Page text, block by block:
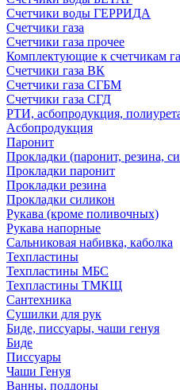
Счетчики воды ГЕРРИДА
Счетчики газа
Счетчики газа прочее
Комплектующие к счетчикам
Счетчики газа ВК
Счетчики газа СГБМ
Счетчики газа СГД
РТИ, асбопродукция,
Асбопродукция
Паронит
Прокладки (паронит, резина,
Прокладки паронит
Прокладки резина
Прокладки силикон
Рукава (кроме поливочных)
Рукава напорные
Сальниковая набивка, каболка
Техпластины
Техпластины МБС
Техпластины ТМКЩ
Сантехника
Сушилки для рук
Биде, писсуары, чаши генуя
Биде
Писсуары
Чаши Генуя
Ванны, поддоны